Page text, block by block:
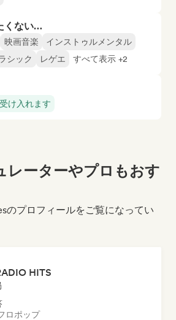
くない…
映画音楽
インストゥルメンタル
シック
レゲエ すべて表示 +2
け入れます
レーターやプロもおす
のプロフィールをご覧になってい
HITS
ロポップ